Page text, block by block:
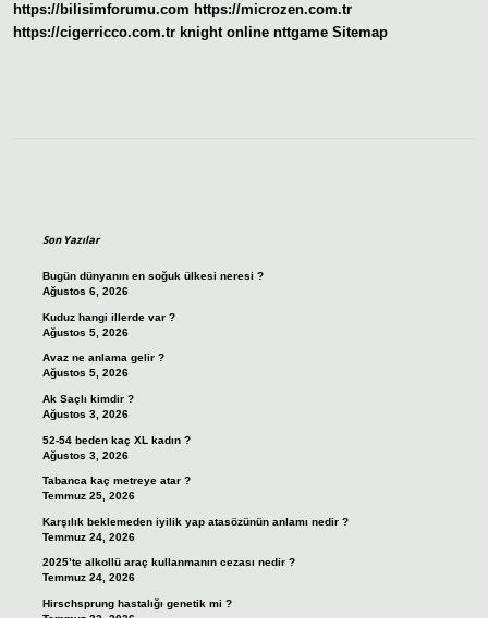
https://bilisimforumu.com https://microzen.com.tr
https://cigerricco.com.tr knight online nttgame Sitemap
Son Yazılar
Bugün dünyanın en soğuk ülkesi neresi ?
Ağustos 6, 2026
Kuduz hangi illerde var ?
Ağustos 5, 2026
Avaz ne anlama gelir ?
Ağustos 5, 2026
Ak Saçlı kimdir ?
Ağustos 3, 2026
52-54 beden kaç XL kadın ?
Ağustos 3, 2026
Tabanca kaç metreye atar ?
Temmuz 25, 2026
Karşılık beklemeden iyilik yap atasözünün anlamı nedir ?
Temmuz 24, 2026
2025’te alkollü araç kullanmanın cezası nedir ?
Temmuz 24, 2026
Hirschsprung hastalığı genetik mi ?